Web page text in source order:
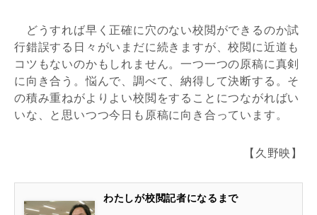
どうすれば早く正確に穴のない校閲ができるのか試
行錯誤する日々がいまだに続きますが、校閲に近道も
コツもないのかもしれません。一つ一つの原稿に真剣
に向き合う。悩んで、調べて、納得して決断する。そ
の積み重ねがよりよい校閲をすることにつながればい
いな、と思いつつ今日も原稿に向き合っています。
【久野映】
わたしが校閲記者になるまで